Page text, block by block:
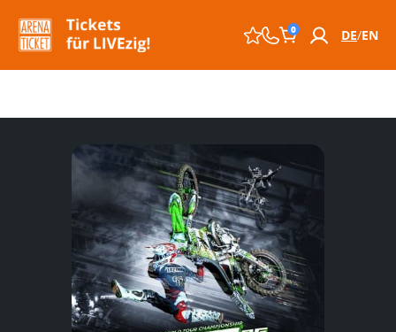
0 DE EN